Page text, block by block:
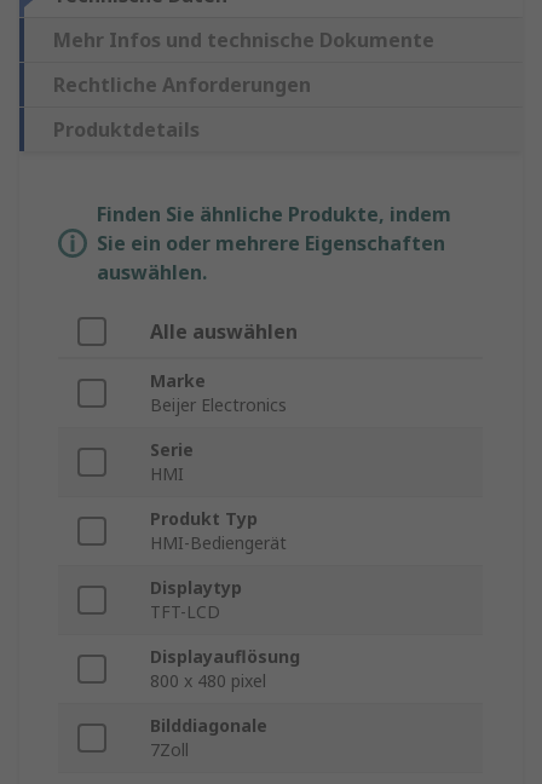
Mehr Infos und technische Dokumente
Rechtliche Anforderungen
Produktdetails
Finden Sie ähnliche Produkte, indem
Sie ein oder mehrere Eigenschaften
auswählen.
Alle auswählen
Marke
Beijer Electronics
Serie
HMI
Produkt Typ
HMI-Bediengerät
Displaytyp
TFT-LCD
Displayauflösung
800 x 480 pixel
Bilddiagonale
7Zoll